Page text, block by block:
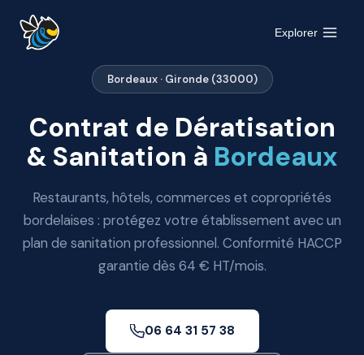
contenu
Explorer
Bordeaux · Gironde (33000)
Contrat de Dératisation
& Sanitation à Bordeaux
Restaurants, hôtels, commerces et copropriétés
bordelaises : protégez votre établissement avec un
plan de sanitation professionnel. Conformité HACCP
garantie dès 64 € HT/mois.
06 64 31 57 38